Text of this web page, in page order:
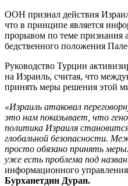
ООН признал действия
что в принципе является
прорывом по теме признания
бедственного положения
Руководство Турции
на Израиль, считая, что
принять меры решения этой
«Израиль атаковал
это нам показывает, что
политика Израиля
глобальной безопасности.
просто обязано принять
уже есть проблема под
информационного
Бурханетдин Дуран.